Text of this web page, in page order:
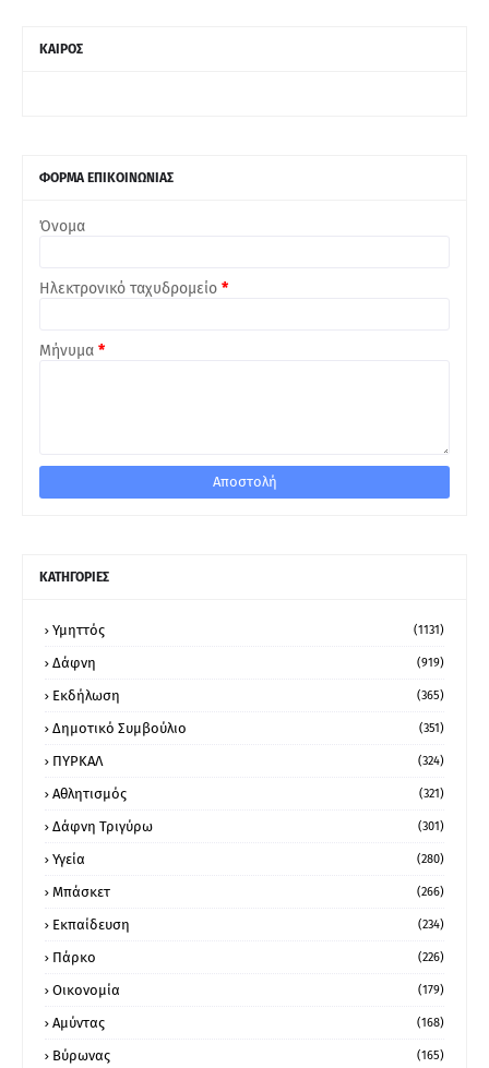
ΚΑΙΡΟΣ
ΦΟΡΜΑ ΕΠΙΚΟΙΝΩΝΙΑΣ
Όνομα
Ηλεκτρονικό ταχυδρομείο *
Μήνυμα *
ΚΑΤΗΓΟΡΙΕΣ
Υμηττός (1131)
Δάφνη (919)
Εκδήλωση (365)
Δημοτικό Συμβούλιο (351)
ΠΥΡΚΑΛ (324)
Αθλητισμός (321)
Δάφνη Τριγύρω (301)
Υγεία (280)
Μπάσκετ (266)
Εκπαίδευση (234)
Πάρκο (226)
Οικονομία (179)
Αμύντας (168)
Βύρωνας (165)